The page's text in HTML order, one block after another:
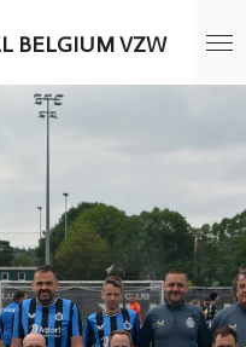
BELGIUM VZW